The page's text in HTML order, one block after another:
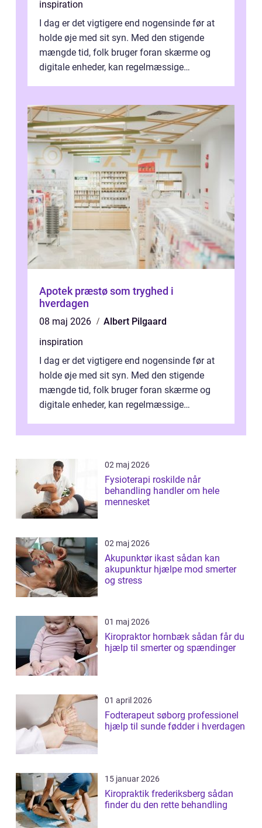
inspiration
I dag er det vigtigere end nogensinde før at
holde øje med sit syn. Med den stigende
mængde tid, folk bruger foran skærme og
digitale enheder, kan regelmæssige
Apotek præstø som tryghed i
hverdagen
08 maj 2026
Albert Pilgaard
inspiration
I dag er det vigtigere end nogensinde før at
holde øje med sit syn. Med den stigende
mængde tid, folk bruger foran skærme og
digitale enheder, kan regelmæssige
02 maj 2026
Fysioterapi roskilde når
behandling handler om hele
mennesket
02 maj 2026
Akupunktør ikast sådan kan
akupunktur hjælpe mod smerter
og stress
01 maj 2026
Kiropraktor hornbæk sådan får du
hjælp til smerter og spændinger
01 april 2026
Fodterapeut søborg professionel
hjælp til sunde fødder i hverdagen
15 januar 2026
Kiropraktik frederiksberg sådan
finder du den rette behandling